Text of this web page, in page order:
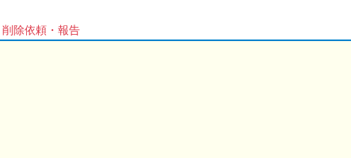
削除依頼・報告